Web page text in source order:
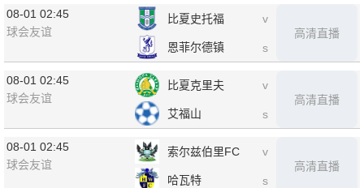
08-01 02:45
球会友谊
比夏史托福
恩菲尔德镇
v
s
高清直播
08-01 02:45
球会友谊
比夏克里夫
艾福山
v
s
高清直播
08-01 02:45
球会友谊
索尔兹伯里FC
哈瓦特
v
s
高清直播